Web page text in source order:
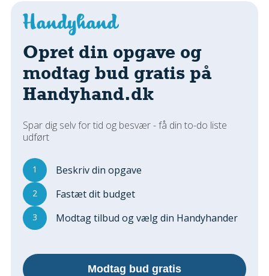
Udskiftning Og Montage
Om Materialer
Tips Og Tests
VVS
Montage Og Udskiftning
Reparation Og Vedligehold
Varme Og Energi
Andet
MALER
Indendørs
Udendørs
Kan Det Males?
MURER
Reparationer
Opret din opgave og
modtag bud gratis på
Handyhand.dk
Spar dig selv for tid og besvær - få din to-do liste
udført
1 Beskriv din opgave
2 Fastæt dit budget
3 Modtag tilbud og vælg din Handyhander
Modtag bud gratis